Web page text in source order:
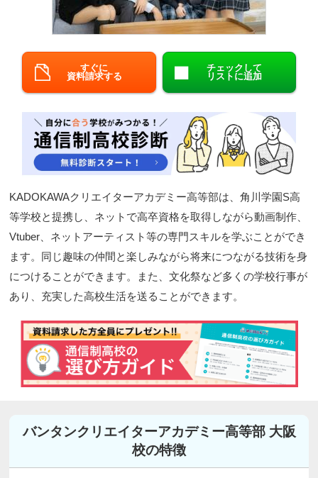
九州・沖縄
閉じる
すぐに
資料請求する
チェックして
リストに追加
KADOKAWAクリエイターアカデミー高等部は、角川学園S高
等学校と提携し、ネットで高卒資格を取得しながら動画制作、
Vtuber、ネットアーティスト等の専門スキルを学ぶことができ
ます。同じ趣味の仲間と楽しみながら将来につながる技術を身
につけることができます。また、文化祭など多くの学校行事が
あり、充実した高校生活を送ることができます。
バンタンクリエイターアカデミー高等部 大阪
校の特徴